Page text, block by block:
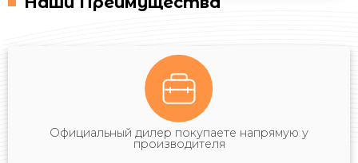
Официальный дилер покупаете напрямую у
производителя